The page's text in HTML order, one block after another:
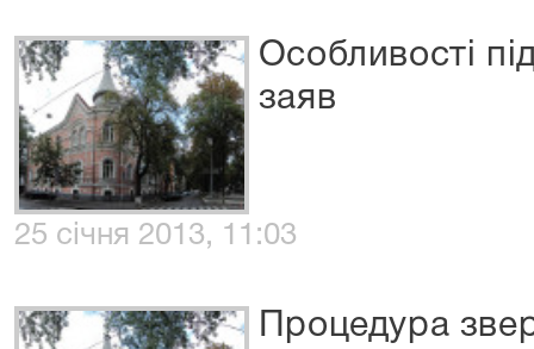
Особливості
заяв
25 січня 2013, 11:03
Процедура